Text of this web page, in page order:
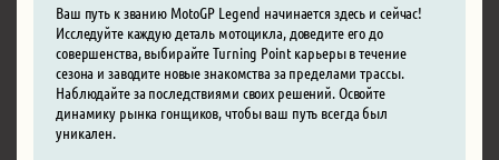
Ваш путь к званию MotoGP Legend начинается здесь и сейчас!
Исследуйте каждую деталь мотоцикла, доведите его до
совершенства, выбирайте Turning Point карьеры в течение
сезона и заводите новые знакомства за пределами трассы.
Наблюдайте за последствиями своих решений. Освойте
динамику рынка гонщиков, чтобы ваш путь всегда был
уникален.